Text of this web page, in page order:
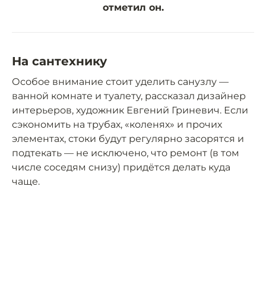
отметил он.
На сантехнику
Особое внимание стоит уделить санузлу —
ванной комнате и туалету, рассказал дизайнер
интерьеров, художник Евгений Гриневич. Если
сэкономить на трубах, «коленях» и прочих
элементах, стоки будут регулярно засорятся и
подтекать — не исключено, что ремонт (в том
числе соседям снизу) придётся делать куда
чаще.